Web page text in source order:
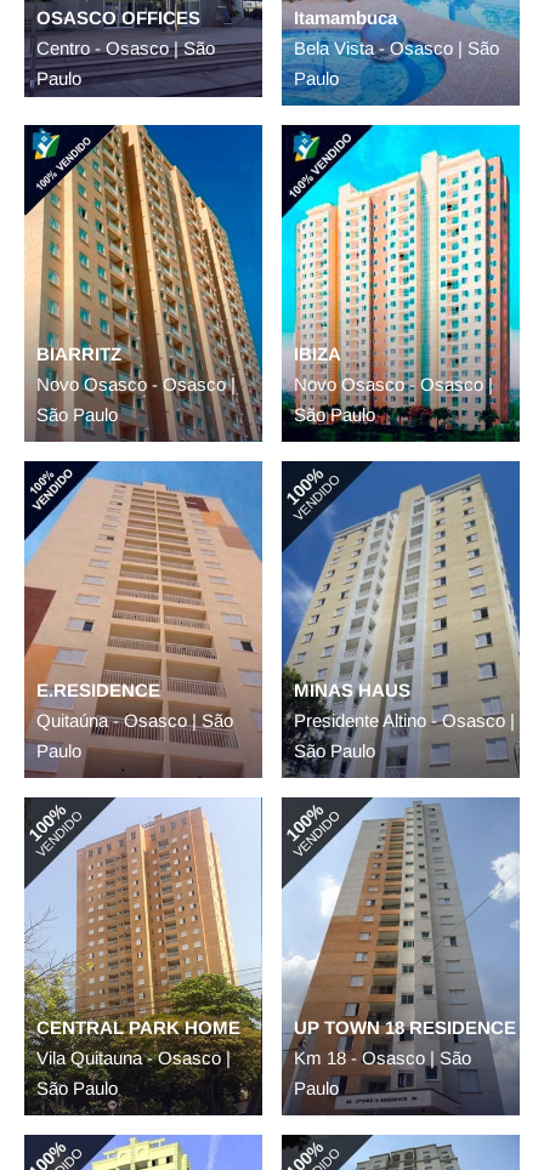
OSASCO OFFICES
Centro - Osasco | São
Paulo
Itamambuca
Bela Vista - Osasco | São
Paulo
BIARRITZ
Novo Osasco - Osasco |
São Paulo
IBIZA
Novo Osasco - Osasco |
São Paulo
E.RESIDENCE
Quitaúna - Osasco | São
Paulo
MINAS HAUS
Presidente Altino - Osasco |
São Paulo
CENTRAL PARK HOME
Vila Quitauna - Osasco |
São Paulo
UP TOWN 18 RESIDENCE
Km 18 - Osasco | São
Paulo